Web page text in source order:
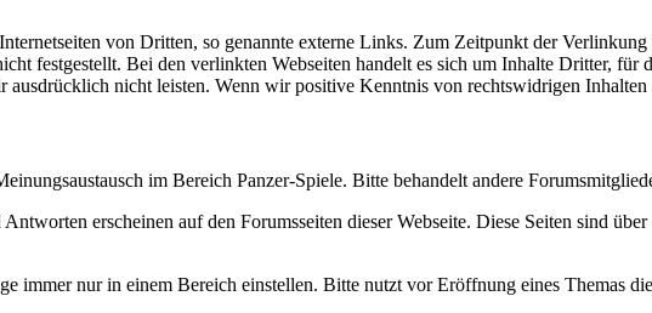
von Dritten, so genannte externe Links. Zum Zeitpunkt der
festgestellt. Bei den verlinkten Webseiten handelt es sich um Inhalte Dritter,
ausdrücklich nicht leisten. Wenn wir positive Kenntnis von rechtswidrigen
im Bereich Panzer-Spiele. Bitte behandelt andere
erscheinen auf den Forumsseiten dieser Webseite. Diese Seiten sind
immer nur in einem Bereich einstellen. Bitte nutzt vor Eröffnung eines Themas